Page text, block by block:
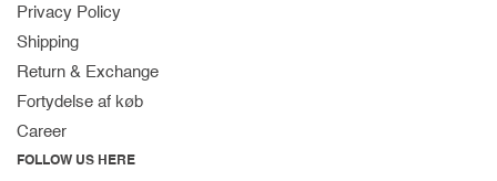
Privacy Policy
Shipping
Return & Exchange
Fortydelse af køb
Career
FOLLOW US HERE